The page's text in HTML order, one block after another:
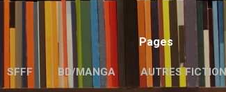
Pages
SFFF BD/MANGA AUTRES